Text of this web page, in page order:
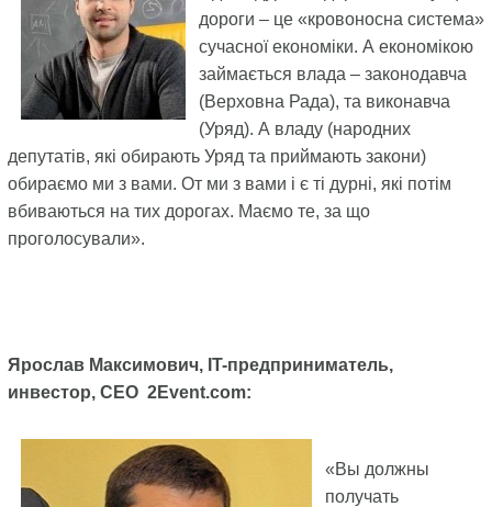
дороги – це «кровоносна система»
сучасної економіки. А економікою
займається влада – законодавча
(Верховна Рада), та виконавча
(Уряд). А владу (народних
депутатів, які обирають Уряд та приймають закони)
обираємо ми з вами. От ми з вами і є ті дурні, які потім
вбиваються на тих дорогах. Маємо те, за що
проголосували».
Ярослав Максимович, IT-предприниматель,
инвестор, СЕО 2Event.com:
«Вы должны
получать